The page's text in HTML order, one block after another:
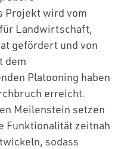
Projekt wird vom
Landwirtschaft,
gefördert und von
dem
Platooning haben
erreicht.
Meilenstein setzen
Funktionalität zeitnah
sodass